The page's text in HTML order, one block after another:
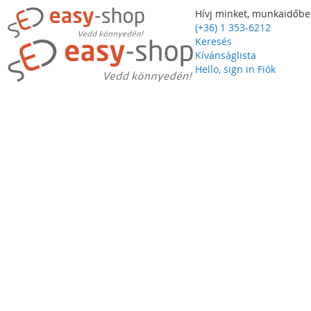
Hívj minket,
(+36) 1 353-6212
Keresés
Kívánságlista
Hello, sign in Fiók